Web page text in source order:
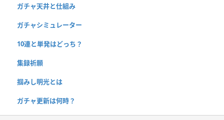
ガチャ天井と仕組み
ガチャシミュレーター
10連と単発はどっち？
集録祈願
掴みし明光とは
ガチャ更新は何時？